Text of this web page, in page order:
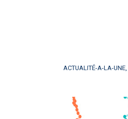
ACTUALITÉ-A-LA-UNE,